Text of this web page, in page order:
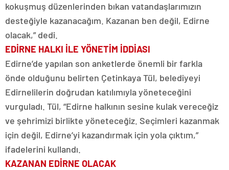
kokuşmuş düzenlerinden bıkan vatandaşlarımızın
desteğiyle kazanacağım. Kazanan ben değil, Edirne
olacak,” dedi.
EDİRNE HALKI İLE YÖNETİM İDDİASI
Edirne’de yapılan son anketlerde önemli bir farkla
önde olduğunu belirten Çetinkaya Tül, belediyeyi
Edirnelilerin doğrudan katılımıyla yöneteceğini
vurguladı. Tül, “Edirne halkının sesine kulak vereceğiz
ve şehrimizi birlikte yöneteceğiz. Seçimleri kazanmak
için değil, Edirne’yi kazandırmak için yola çıktım,”
ifadelerini kullandı.
KAZANAN EDİRNE OLACAK